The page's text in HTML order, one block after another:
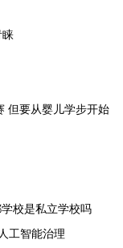
睐
但要从婴儿学步开始
校是私立学校吗
工智能治理